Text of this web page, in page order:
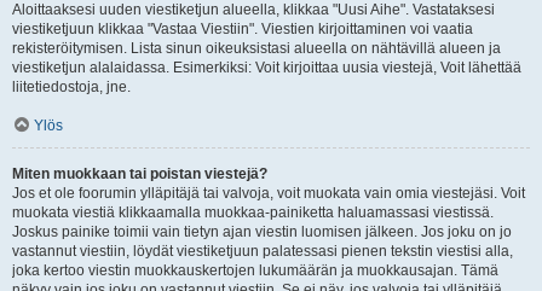
Aloittaaksesi uuden viestiketjun alueella, klikkaa "Uusi Aihe". Vastataksesi
viestiketjuun klikkaa "Vastaa Viestiin". Viestien kirjoittaminen voi vaatia
rekisteröitymisen. Lista sinun oikeuksistasi alueella on nähtävillä alueen ja
viestiketjun alalaidassa. Esimerkiksi: Voit kirjoittaa uusia viestejä, Voit lähettää
liitetiedostoja, jne.
Ylös
Miten muokkaan tai poistan viestejä?
Jos et ole foorumin ylläpitäjä tai valvoja, voit muokata vain omia viestejäsi. Voit
muokata viestiä klikkaamalla muokkaa-painiketta haluamassasi viestissä.
Joskus painike toimii vain tietyn ajan viestin luomisen jälkeen. Jos joku on jo
vastannut viestiin, löydät viestiketjuun palatessasi pienen tekstin viestisi alla,
joka kertoo viestin muokkauskertojen lukumäärän ja muokkausajan. Tämä